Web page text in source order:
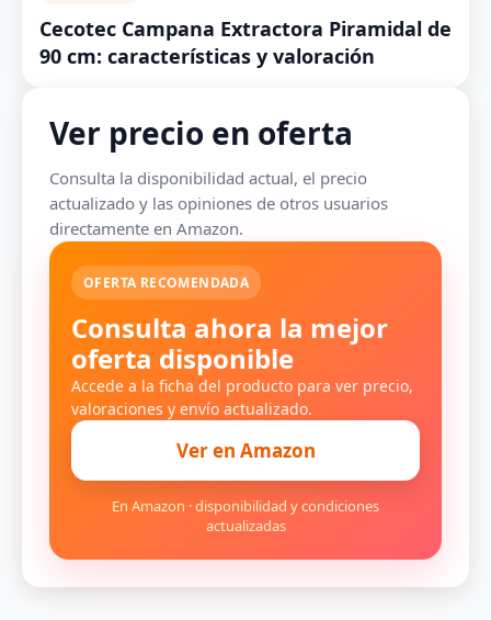
Cecotec Campana Extractora Piramidal de
90 cm: características y valoración
Ver precio en oferta
Consulta la disponibilidad actual, el precio
actualizado y las opiniones de otros usuarios
directamente en Amazon.
OFERTA RECOMENDADA
Consulta ahora la mejor
oferta disponible
Accede a la ficha del producto para ver precio,
valoraciones y envío actualizado.
Ver en Amazon
En Amazon · disponibilidad y condiciones
actualizadas